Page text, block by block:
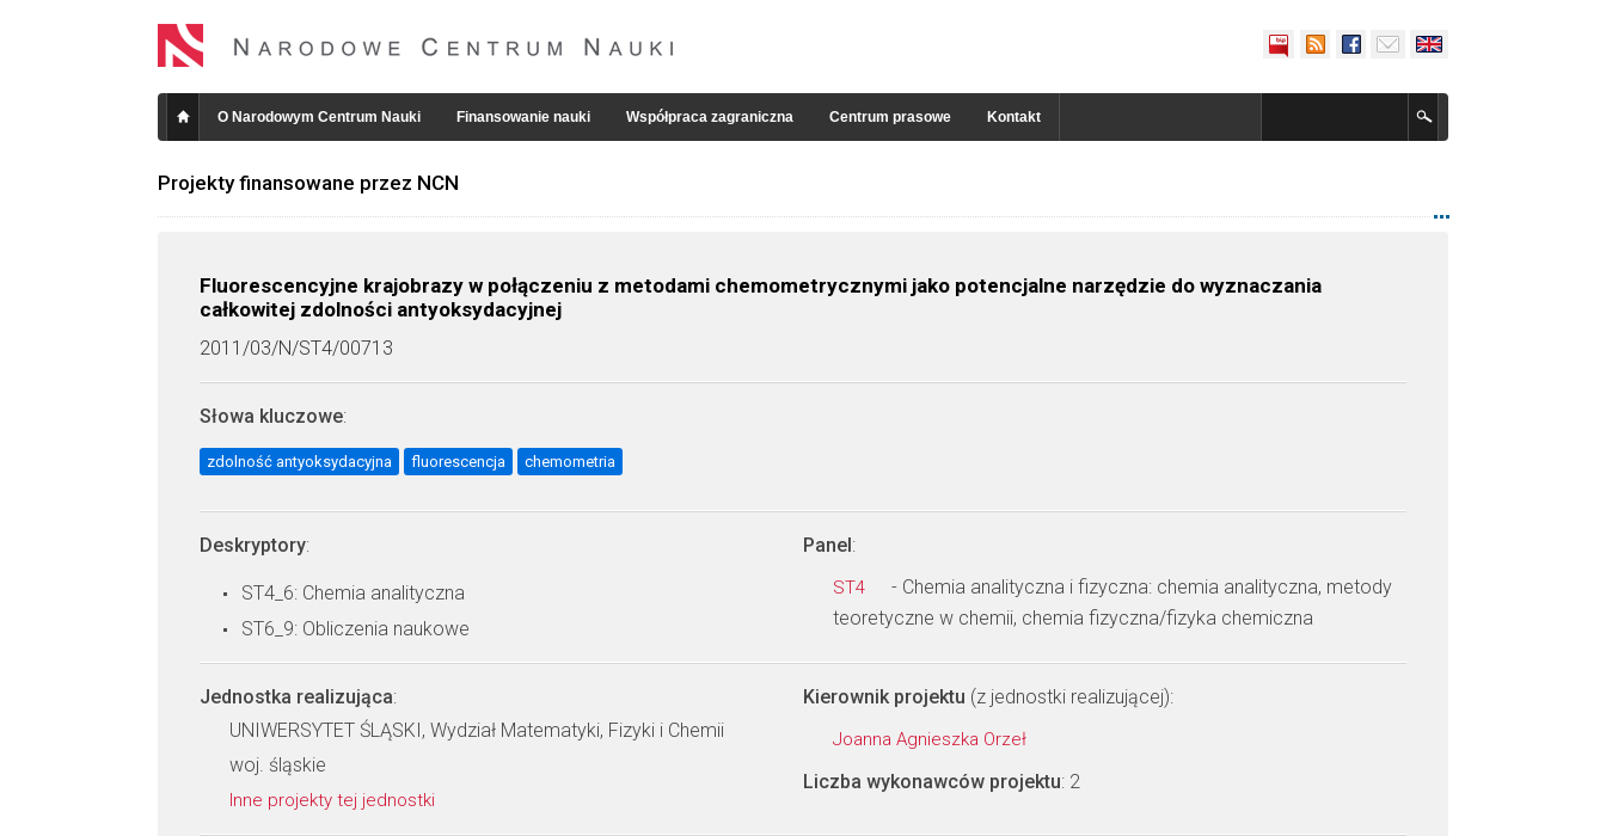
O Narodowym Centrum Nauki Finansowanie nauki Współpraca zagraniczna Centrum prasowe Kontakt
Projekty finansowane przez NCN
Fluorescencyjne krajobrazy w połączeniu z metodami chemometrycznymi jako potencjalne narzędzie do wyznaczania
całkowitej zdolności antyoksydacyjnej
2011/03/N/ST4/00713
Słowa kluczowe:
zdolność antyoksydacyjna fluorescencja chemometria
Deskryptory:
ST4_6: Chemia analityczna
ST6_9: Obliczenia naukowe
Panel:
ST4
- Chemia analityczna i fizyczna: chemia analityczna, metody
teoretyczne w chemii, chemia fizyczna/fizyka chemiczna
Jednostka realizująca:
UNIWERSYTET ŚLĄSKI, Wydział Matematyki, Fizyki i Chemii
woj. śląskie
Inne projekty tej jednostki
Kierownik projektu (z jednostki realizującej):
Joanna Agnieszka Orzeł
Liczba wykonawców projektu: 2